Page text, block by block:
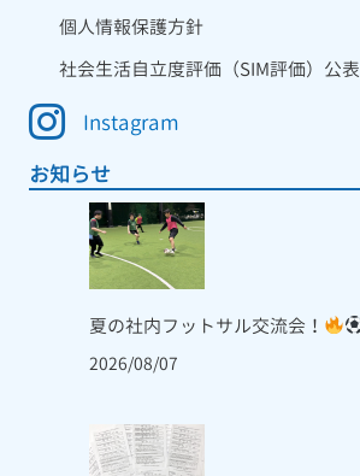
個人情報保護方針
社会生活自立度評価（SIM評価）公表
Instagram
お知らせ
夏の社内フットサル交流会！
2026/08/07